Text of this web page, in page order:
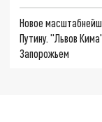
Новое
Путину. "Львов
Запорожьем